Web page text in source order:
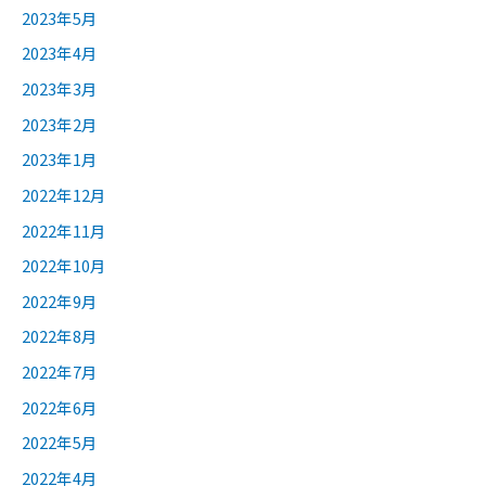
2023年5月
2023年4月
2023年3月
2023年2月
2023年1月
2022年12月
2022年11月
2022年10月
2022年9月
2022年8月
2022年7月
2022年6月
2022年5月
2022年4月